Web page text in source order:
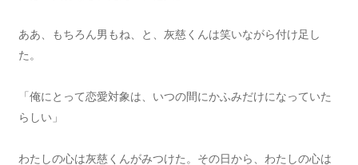
ああ、もちろん男もね、と、灰慈くんは笑いながら付け足し
た。
「俺にとって恋愛対象は、いつの間にかふみだけになっていた
らしい」
わたしの心は灰慈くんがみつけた。その日から、わたしの心は